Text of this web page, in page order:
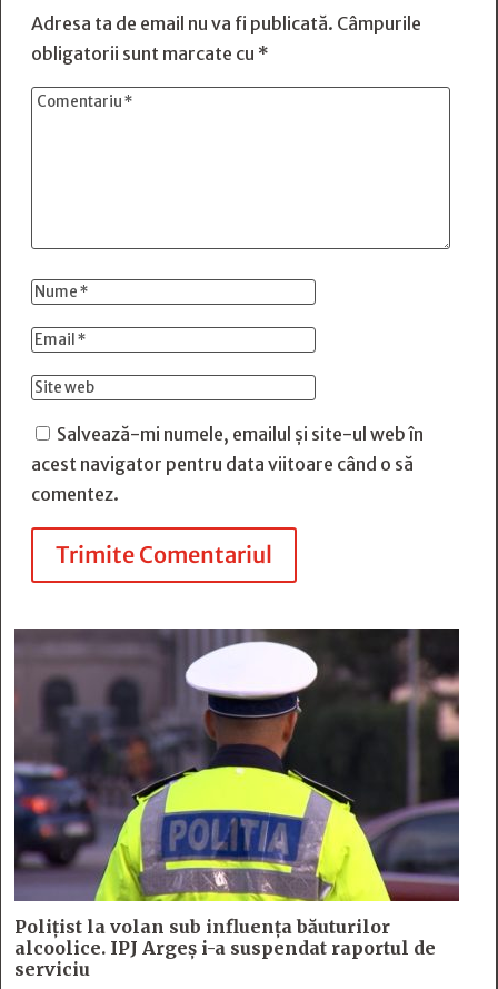
Adresa ta de email nu va fi publicată. Câmpurile
obligatorii sunt marcate cu *
Salvează-mi numele, emailul și site-ul web în
acest navigator pentru data viitoare când o să
comentez.
Trimite Comentariul
Polițist la volan sub influența băuturilor
alcoolice. IPJ Argeș i-a suspendat raportul de
serviciu